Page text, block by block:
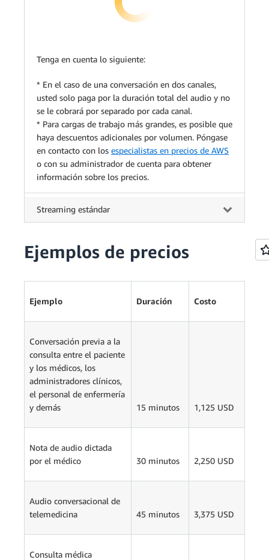
Tenga en cuenta lo siguiente:
* En el caso de una conversación en dos canales,
usted solo paga por la duración total del audio y no
se le cobrará por separado por cada canal.
* Para cargas de trabajo más grandes, es posible que
haya descuentos adicionales por volumen. Póngase
en contacto con los especialistas en precios de AWS
o con su administrador de cuenta para obtener
información sobre los precios.
Streaming estándar
Ejemplos de precios
Ejemplo Duración Costo
Conversación previa a la
consulta entre el paciente
y los médicos, los
administradores clínicos,
el personal de enfermería
y demás
15 minutos 1,125 USD
Nota de audio dictada
por el médico
30 minutos 2,250 USD
Audio conversacional de
telemedicina
45 minutos 3,375 USD
Consulta médica